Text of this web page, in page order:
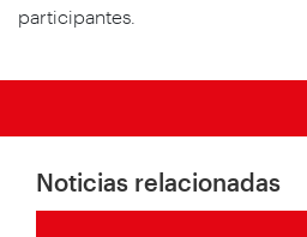
participantes.
Noticias relacionadas